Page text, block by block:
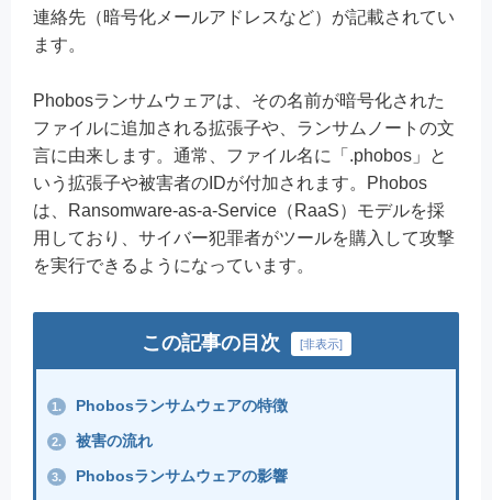
連絡先（暗号化メールアドレスなど）が記載されてい
ます。
Phobosランサムウェアは、その名前が暗号化された
ファイルに追加される拡張子や、ランサムノートの文
言に由来します。通常、ファイル名に「.phobos」と
いう拡張子や被害者のIDが付加されます。Phobos
は、Ransomware-as-a-Service（RaaS）モデルを採
用しており、サイバー犯罪者がツールを購入して攻撃
を実行できるようになっています。
この記事の目次 [非表示]
1. Phobosランサムウェアの特徴
2. 被害の流れ
3. Phobosランサムウェアの影響